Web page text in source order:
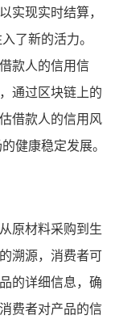
实现实时结算，
了新的活力。
款人的信用信
通过区块链上的
借款人的信用风
健康稳定发展。
原材料采购到生
溯源，消费者可
的详细信息，确
费者对产品的信